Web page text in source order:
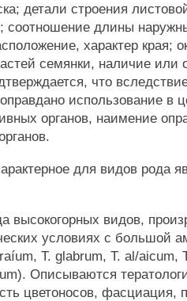
детали строения
соотношение длины
характер края;
семянки, наличие или
что
использование в
органов, наимение
для видов рода
высокогорных видов,
условиях с большой
Т. glabrum, Т. al/aicum,
Описываются
цветоносов, фасциация,